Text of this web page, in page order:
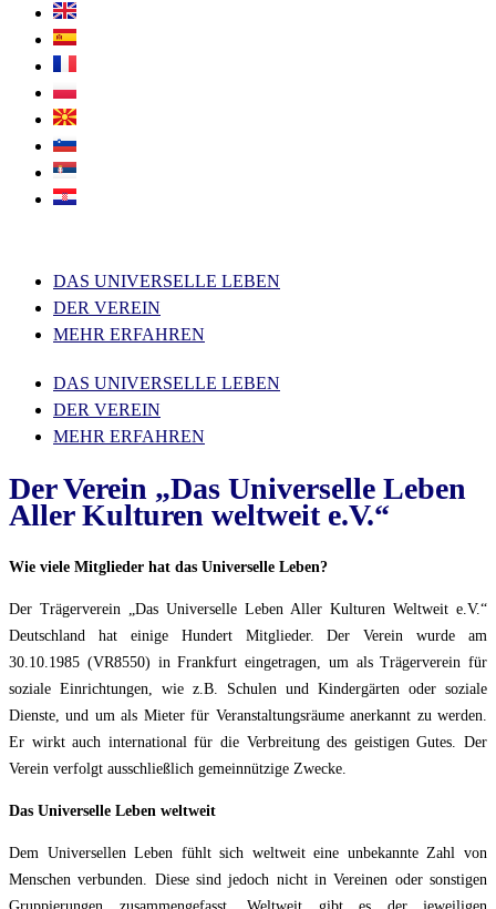
DAS UNIVERSELLE LEBEN
DER VEREIN
MEHR ERFAHREN
DAS UNIVERSELLE LEBEN
DER VEREIN
MEHR ERFAHREN
Der Verein „Das Universelle Leben
Aller Kulturen weltweit e.V.“
Wie viele Mitglieder hat das Universelle Leben?
Der Trägerverein „Das Universelle Leben Aller Kulturen Weltweit e.V.“
Deutschland hat einige Hundert Mitglieder. Der Verein wurde am
30.10.1985 (VR8550) in Frankfurt eingetragen, um als Trägerverein für
soziale Einrichtungen, wie z.B. Schulen und Kindergärten oder soziale
Dienste, und um als Mieter für Veranstaltungsräume anerkannt zu werden.
Er wirkt auch international für die Verbreitung des geistigen Gutes. Der
Verein verfolgt ausschließlich gemeinnützige Zwecke.
Das Universelle Leben weltweit
Dem Universellen Leben fühlt sich weltweit eine unbekannte Zahl von
Menschen verbunden. Diese sind jedoch nicht in Vereinen oder sonstigen